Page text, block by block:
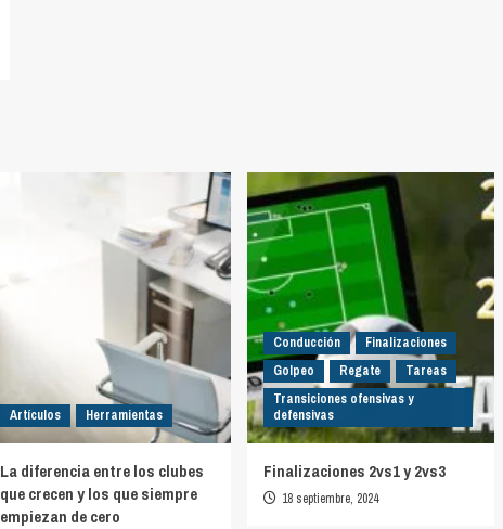
Artículos Herramientas
La diferencia entre los clubes
que crecen y los que siempre
empiezan de cero
Conducción
Finalizaciones
Golpeo
Regate
Tareas
Transiciones ofensivas y
defensivas
Finalizaciones 2vs1 y 2vs3
18 septiembre, 2024